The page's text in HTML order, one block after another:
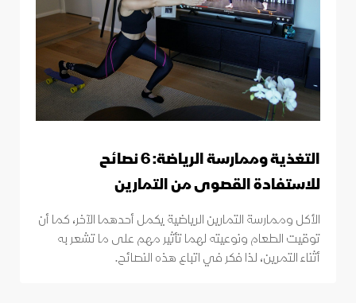
التغذية وممارسة الرياضة: 6 نصائح
للاستفادة القصوى من التمارين
الأكل وممارسة التمارين الرياضية يكمل أحدهما الآخر، كما أن
توقيت الطعام ونوعيته لهما تأثير مهم على ما تشعر به
أثناء التمرين، لذا فكر في اتباع هذه النصائح.